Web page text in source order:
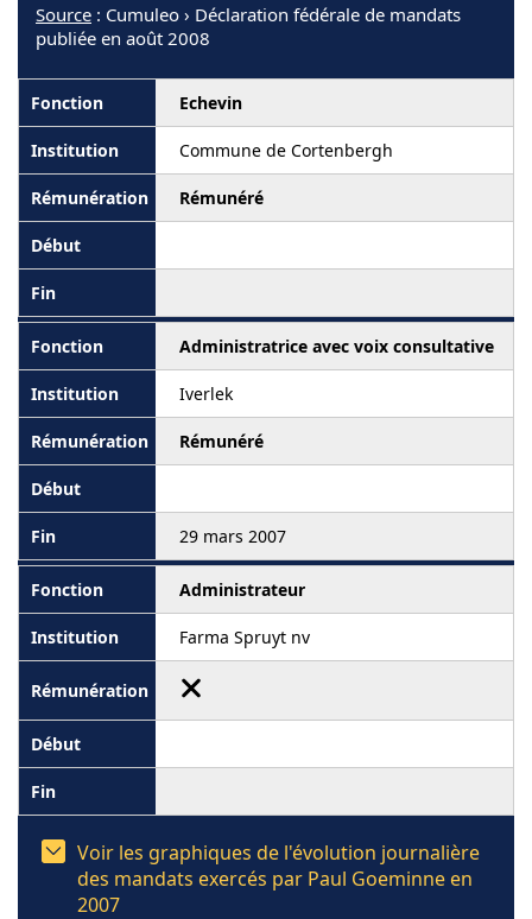
Source : Cumuleo › Déclaration fédérale de mandats
publiée en août 2008
Echevin
Commune de Cortenbergh
Rémunéré
Administratrice avec voix consultative
Iverlek
Rémunéré
29 mars 2007
Administrateur
Farma Spruyt nv
Voir les graphiques de l'évolution journalière
des mandats exercés par Paul Goeminne en
2007